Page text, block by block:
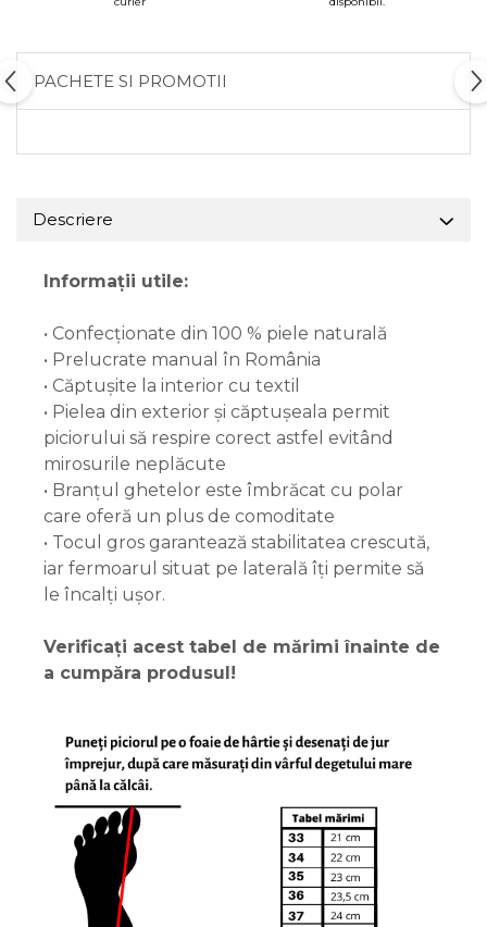
PACHETE SI PROMOTII
Descriere
Informații utile:
• Confecționate din 100 % piele naturală
• Prelucrate manual în România
• Căptușite la interior cu textil
• Pielea din exterior și căptușeala permit
piciorului să respire corect astfel evitând
mirosurile neplăcute
• Branțul ghetelor este îmbrăcat cu polar
care oferă un plus de comoditate
• Tocul gros garantează stabilitatea crescută,
iar fermoarul situat pe laterală îți permite să
le încalți ușor.
Verificați acest tabel de mărimi înainte de
a cumpăra produsul!